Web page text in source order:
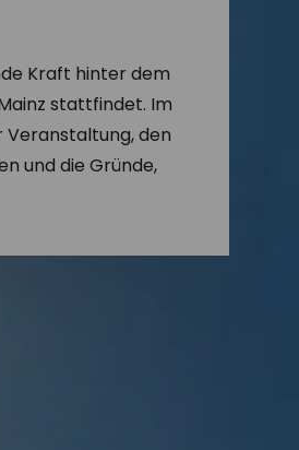
Kraft hinter dem
stattfindet. Im
Veranstaltung, den
und die Gründe,